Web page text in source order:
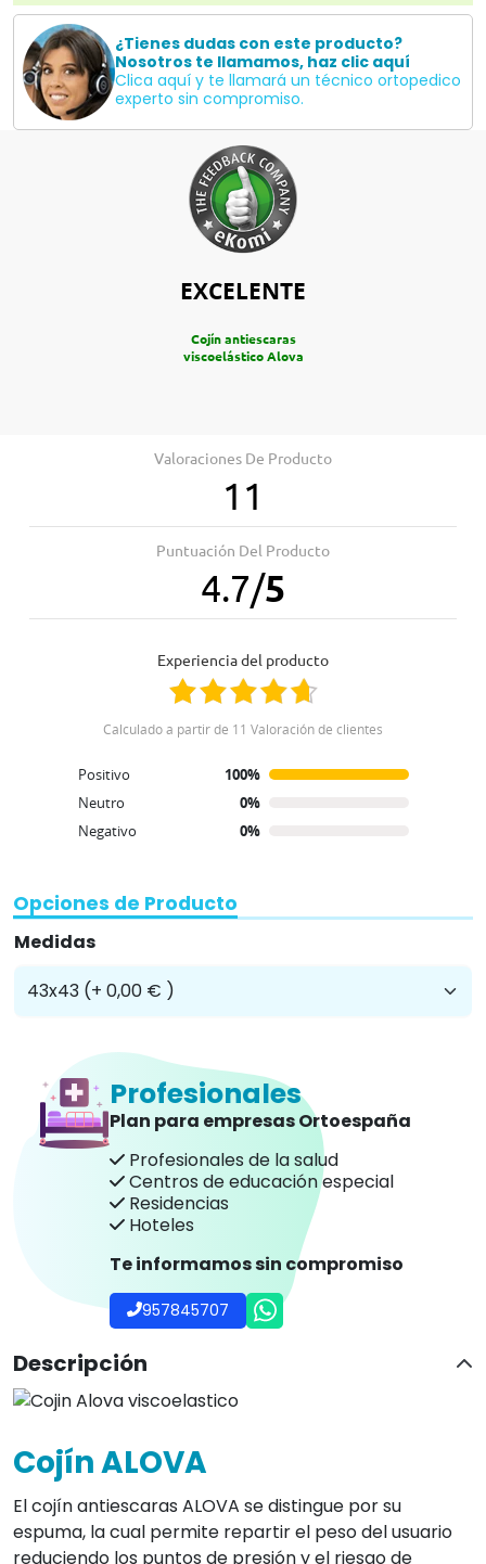
¿Tienes dudas con este producto?
Nosotros te llamamos, haz clic aquí
Clica aquí y te llamará un técnico ortopedico
experto sin compromiso.
EXCELENTE
Cojín antiescaras
viscoelástico Alova
Valoraciones De Producto
11
Puntuación Del Producto
4.7/5
Experiencia del producto
Calculado a partir de 11 Valoración de clientes
Positivo
100%
Neutro
0%
Negativo
0%
Opciones de Producto
Medidas
Profesionales
Plan para empresas Ortoespaña
Profesionales de la salud
Centros de educación especial
Residencias
Hoteles
Te informamos sin compromiso
957845707
Descripción
Cojín ALOVA
El cojín antiescaras ALOVA se distingue por su
espuma, la cual permite repartir el peso del usuario
reduciendo los puntos de presión y el riesgo de